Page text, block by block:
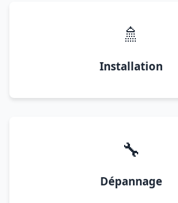
🚿
Installation
🔧
Dépannage